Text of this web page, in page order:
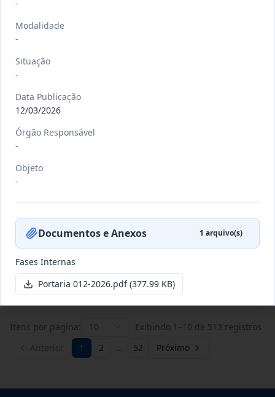
-
-/- PORT nº 032 GB/2026
Data:20/07/2026 Ver detalhes
Itens por página: 10 Exibindo 1 –10 de 513 registros
1 2 … 52 Próximo
-
Modalidade
-
Situação
-
Data Publicação
12/03/2026
Órgão Responsável
-
Objeto
-
Documentos e Anexos 1 arquivo(s)
Fases Internas
Portaria 012-2026.pdf(377.99 KB)